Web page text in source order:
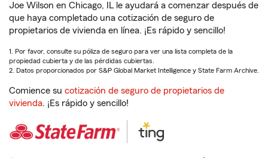
Joe Wilson en Chicago, IL le ayudará a comenzar después de
que haya completado una cotización de seguro de
propietarios de vivienda en línea. ¡Es rápido y sencillo!
1. Por favor, consulte su póliza de seguro para ver una lista completa de la
propiedad cubierta y de las pérdidas cubiertas.
2. Datos proporcionados por S&P Global Market Intelligence y State Farm Archive.
Comience su cotización de seguro de propietarios de
vivienda. ¡Es rápido y sencillo!